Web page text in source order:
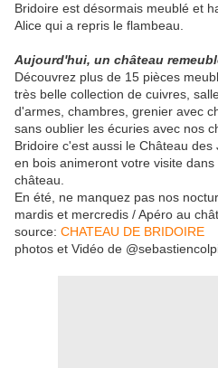
Bridoire est désormais meublé et
Alice qui a repris le flambeau.
Aujourd'hui, un château
Découvrez plus de 15 pièces
très belle collection de cuivres,
d'armes, chambres, grenier avec
sans oublier les écuries avec nos
Bridoire c'est aussi le Château
en bois animeront votre visite
château.​
En été, ne manquez pas nos
mardis et mercredis / Apéro au
source: CHATEAU DE BRIDOIRE
photos et Vidéo de